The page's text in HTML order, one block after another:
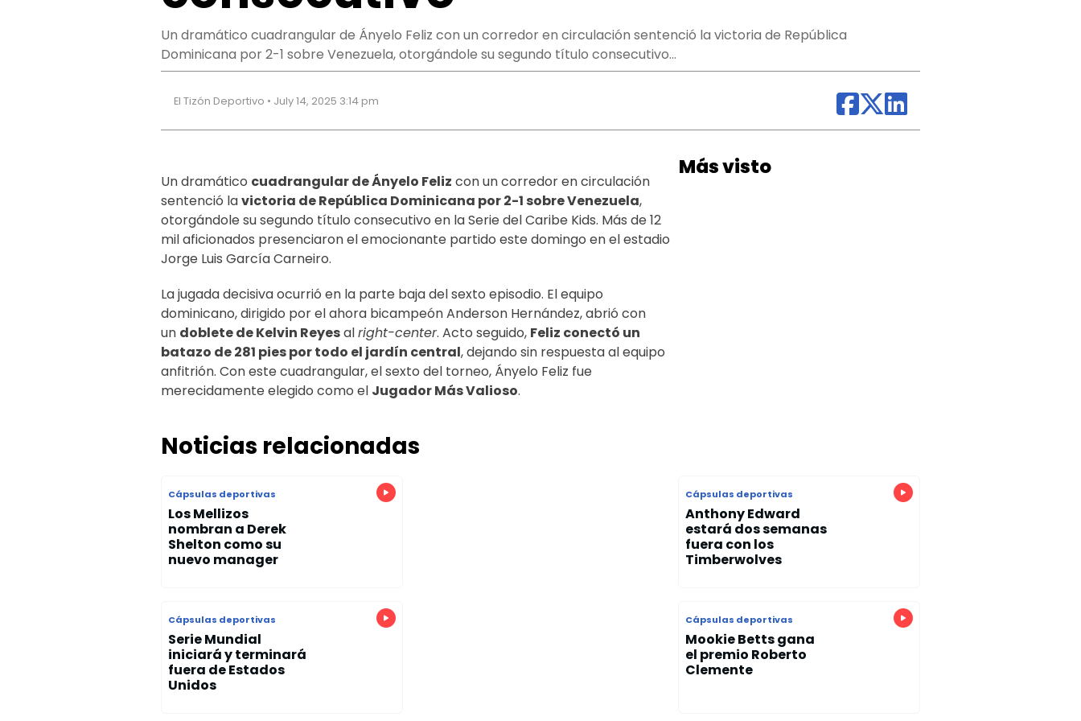
Un dramático cuadrangular de Ányelo Feliz con un corredor en circulación sentenció la victoria de República
Dominicana por 2-1 sobre Venezuela, otorgándole su segundo título consecutivo…
El Tizón Deportivo • July 14, 2025 3:14 pm
Un dramático cuadrangular de Ányelo Feliz con un corredor en circulación
sentenció lavictoria de República Dominicana por 2-1 sobre Venezuela,
otorgándole su segundo título consecutivo en la Serie del Caribe Kids. Más de 12
mil aficionados presenciaron el emocionante partido este domingo en el estadio
Jorge Luis García Carneiro.
La jugada decisiva ocurrió en la parte baja del sexto episodio. El equipo
dominicano, dirigido por el ahora bicampeón Anderson Hernández, abrió con
un doblete de Kelvin Reyesalright-center. Acto seguido, Feliz conectó un
batazo de 281 pies por todo el jardín central, dejando sin respuesta al equipo
anfitrión. Con este cuadrangular, el sexto del torneo, Ányelo Feliz fue
merecidamente elegido como el Jugador Más Valioso.
Más visto
Noticias relacionadas
Cápsulas deportivas
Los Mellizos
nombran a Derek
Shelton como su
nuevo manager
Cápsulas deportivas
Serie Mundial
iniciará y terminará
fuera de Estados
Unidos
Cápsulas deportivas
Anthony Edward
estará dos semanas
fuera con los
Timberwolves
Cápsulas deportivas
Mookie Betts gana
el premio Roberto
Clemente